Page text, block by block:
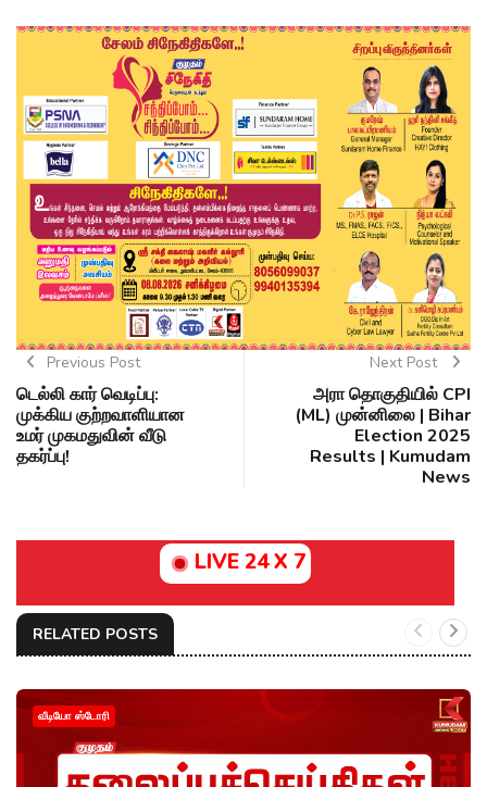
Previous Post
டெல்லி கார் வெடிப்பு:
முக்கிய குற்றவாளியான
உமர் முகமதுவின் வீடு
தகர்ப்பு!
Next Post
அரா தொகுதியில் CPI
(ML) முன்னிலை | Bihar
Election 2025
Results | Kumudam
News
LIVE 24 X 7
RELATED POSTS
வீடியோ ஸ்டோரி